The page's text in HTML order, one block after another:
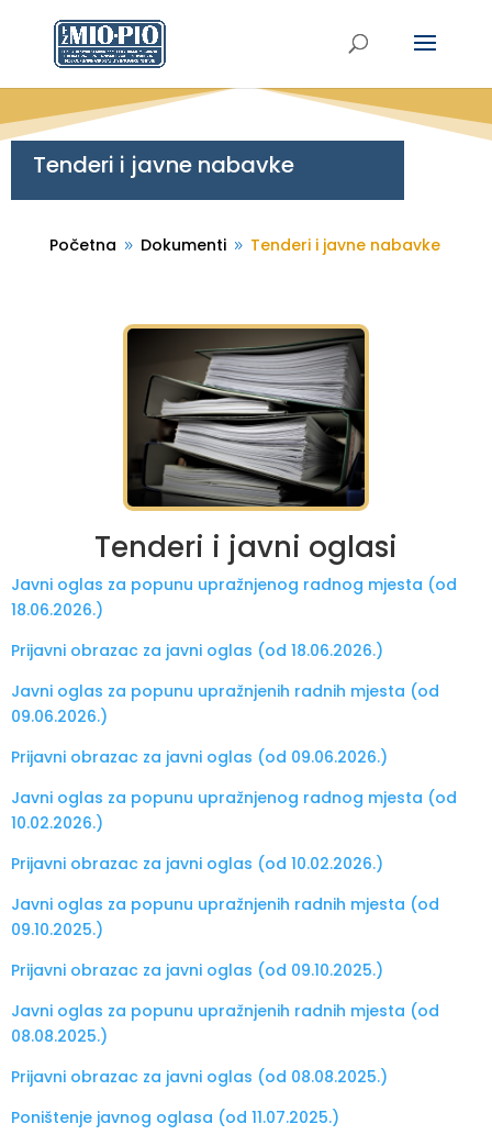
Tenderi i javne nabavke
Početna 9 Dokumenti 9 Tenderi i javne nabavke
Tenderi i javni oglasi
Javni oglas za popunu upražnjenog radnog mjesta (od
18.06.2026.)
Prijavni obrazac za javni oglas (od 18.06.2026.)
Javni oglas za popunu upražnjenih radnih mjesta (od
09.06.2026.)
Prijavni obrazac za javni oglas (od 09.06.2026.)
Javni oglas za popunu upražnjenog radnog mjesta (od
10.02.2026.)
Prijavni obrazac za javni oglas (od 10.02.2026.)
Javni oglas za popunu upražnjenih radnih mjesta (od
09.10.2025.)
Prijavni obrazac za javni oglas (od 09.10.2025.)
Javni oglas za popunu upražnjenih radnih mjesta (od
08.08.2025.)
Prijavni obrazac za javni oglas (od 08.08.2025.)
Poništenje javnog oglasa (od 11.07.2025.)